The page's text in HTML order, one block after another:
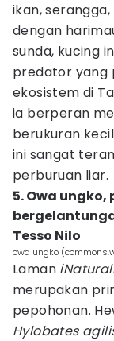
ikan,
dengan
sunda, kucing
predator yang
ekosistem di
ia berperan
berukuran
ini sangat
perburuan liar.
5. Owa
Tesso Nilo
owa ungko
Laman
merupakan
pepohonan.
Hylobates